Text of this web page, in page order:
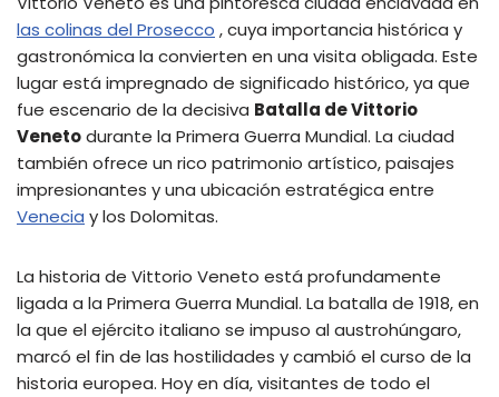
las colinas del Prosecco , cuya importancia histórica y
gastronómica la convierten en una visita obligada. Este
lugar está impregnado de significado histórico, ya que
fue escenario de la decisiva Batalla de Vittorio
Venetodurante la Primera Guerra Mundial. La ciudad
también ofrece un rico patrimonio artístico, paisajes
impresionantes y una ubicación estratégica entre
Venecia y los Dolomitas.
La historia de Vittorio Veneto está profundamente
ligada a la Primera Guerra Mundial. La batalla de 1918, en
la que el ejército italiano se impuso al austrohúngaro,
marcó el fin de las hostilidades y cambió el curso de la
historia europea. Hoy en día, visitantes de todo el